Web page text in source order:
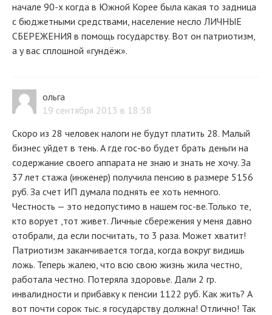
начале 90-х когда в Южной Корее была какая то задница
с бюджетными средствами, население несло ЛИЧНЫЕ
СБЕРЕЖЕНИЯ в помощь государству. Вот он патриотизм,
а у вас сплошной «гундёж».
ольга
19 сентября 2013 в 18:58
Скоро из 28 человек налоги не будут платить 28. Малый
бизнес уйдет в тень. А где гос-во будет брать деньги на
содержание своего аппарата не знаю и знать не хочу. За
37 лет стажа (инженер) получила пенсию в размере 5156
руб. За счет ИП думала поднять ее хоть немного.
Честность — это недопустимо в нашем гос-ве.Только те,
кто ворует ,тот живет. Личные сбережения у меня давно
отобрали, да если посчитать, то 3 раза. Может хватит!
Патриотизм заканчивается тогда, когда вокруг видишь
ложь. Теперь жалею, что всю свою жизнь жила честно,
работала честно. Потеряла здоровье. Дали 2 гр.
инвалидности и прибавку к пенсии 1122 руб. Как жить? А
вот почти сорок тыс. я государству должна! Отлично! Так